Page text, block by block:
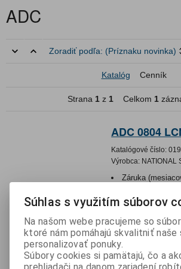
ADC
Zoradiť podľa: (Príznaku novinka)
Katalóg Cenník
Strana 1 z 1 Celkom 1
ADC 0804
Katalógové číslo:
Výrobca: NATIONAL
Záruka
Termín
LIESKOVEC:
Hmotnosť
Integrovaný obvod
Súhlas s využitím súborov
Na našom webe pracujeme so
ktoré nám pomáhajú skvalitniť naše
personalizovať ponuky.
Súbory cookies si pamätajú, čo a